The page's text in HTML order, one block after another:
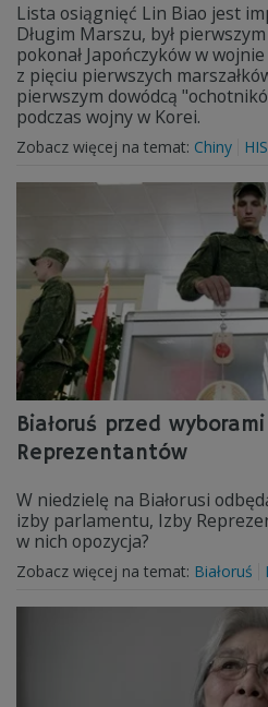
Lista osiągnięć Lin Biao jest
Długim Marszu, był
pokonał Japończyków w
z pięciu pierwszych
pierwszym dowódcą
podczas wojny w Korei.
Zobacz więcej na temat: Chiny
Białoruś przed
Reprezentantów
W niedzielę na Białorusi
izby parlamentu, Izby
w nich opozycja?
Zobacz więcej na temat: Białoruś